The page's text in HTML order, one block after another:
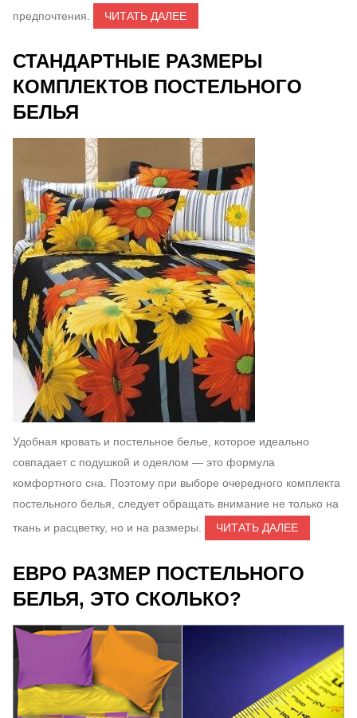
предпочтения.
ЧИТАТЬ ДАЛЕЕ
СТАНДАРТНЫЕ РАЗМЕРЫ
КОМПЛЕКТОВ ПОСТЕЛЬНОГО
БЕЛЬЯ
Удобная кровать и постельное белье, которое идеально
совпадает с подушкой и одеялом — это формула
комфортного сна. Поэтому при выборе очередного комплекта
постельного белья, следует обращать внимание не только на
ткань и расцветку, но и на размеры.
ЧИТАТЬ ДАЛЕЕ
ЕВРО РАЗМЕР ПОСТЕЛЬНОГО
БЕЛЬЯ, ЭТО СКОЛЬКО?